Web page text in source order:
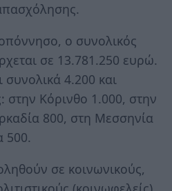
ο συνολικός
σε 13.781.250 ευρώ.
συνολικά 4.200 και
στην Κόρινθο 1.000, στην
800, στη Μεσσηνία
500.
σε κοινωνικούς,